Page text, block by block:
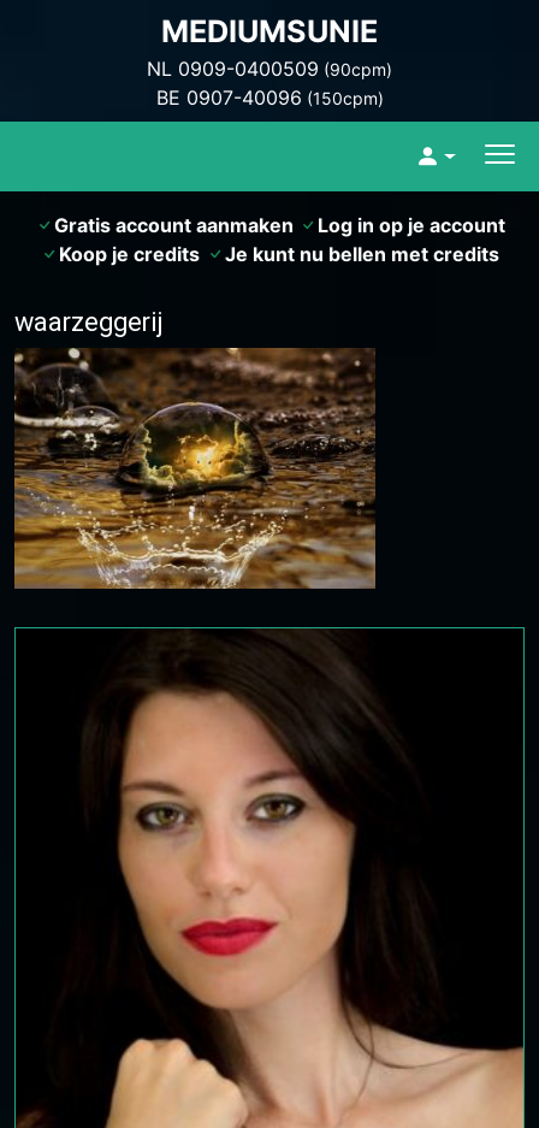
MEDIUMSUNIE
NL 0909-0400509 (90cpm)
BE 0907-40096 (150cpm)
Gratis account aanmaken
Log in op je account
Koop je credits
Je kunt nu bellen met credits
waarzeggerij